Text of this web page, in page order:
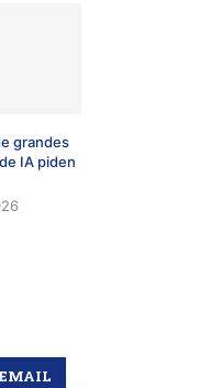
grandes
IA piden